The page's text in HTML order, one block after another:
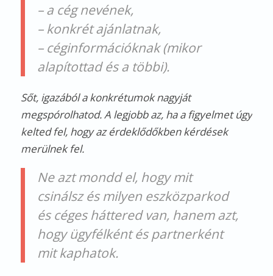
– a cég nevének,
– konkrét ajánlatnak,
– céginformációknak (mikor
alapítottad és a többi).
Sőt, igazából a konkrétumok nagyját
megspórolhatod. A legjobb az, ha a figyelmet úgy
kelted fel, hogy az érdeklődőkben kérdések
merülnek fel.
Ne azt mondd el, hogy mit
csinálsz és milyen eszközparkod
és céges háttered van, hanem azt,
hogy ügyfélként és partnerként
mit kaphatok.